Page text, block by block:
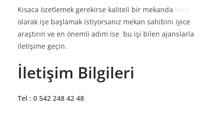
Kısaca özetlemek gerekirse kaliteli bir mekanda kons
olarak işe başlamak istiyorsanız mekan sahibini iyice
araştırın ve en önemli adım ise bu işi bilen ajanslarla
iletişime geçin.
İletişim Bilgileri
Tel : 0 542 248 42 48